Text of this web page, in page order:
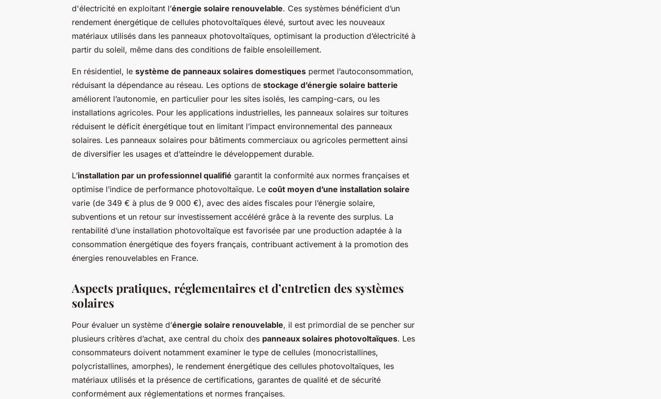
d'électricité en exploitant l’énergie solaire renouvelable. Ces systèmes bénéficient d’un
rendement énergétique de cellules photovoltaïques élevé, surtout avec les nouveaux
matériaux utilisés dans les panneaux photovoltaïques, optimisant la production d’électricité à
partir du soleil, même dans des conditions de faible ensoleillement.
En résidentiel, le système de panneaux solaires domestiques permet l’autoconsommation,
réduisant la dépendance au réseau. Les options de stockage d’énergie solaire batterie
améliorent l’autonomie, en particulier pour les sites isolés, les camping-cars, ou les
installations agricoles. Pour les applications industrielles, les panneaux solaires sur toitures
réduisent le déficit énergétique tout en limitant l’impact environnemental des panneaux
solaires. Les panneaux solaires pour bâtiments commerciaux ou agricoles permettent ainsi
de diversifier les usages et d’atteindre le développement durable.
L’installation par un professionnel qualifié garantit la conformité aux normes françaises et
optimise l’indice de performance photovoltaïque. Le coût moyen d’une installation solaire
varie (de 349 € à plus de 9 000 €), avec des aides fiscales pour l’énergie solaire,
subventions et un retour sur investissement accéléré grâce à la revente des surplus. La
rentabilité d’une installation photovoltaïque est favorisée par une production adaptée à la
consommation énergétique des foyers français, contribuant activement à la promotion des
énergies renouvelables en France.
Aspects pratiques, réglementaires et d’entretien des systèmes
solaires
Pour évaluer un système d’énergie solaire renouvelable, il est primordial de se pencher sur
plusieurs critères d’achat, axe central du choix des panneaux solaires photovoltaïques. Les
consommateurs doivent notamment examiner le type de cellules (monocristallines,
polycristallines, amorphes), le rendement énergétique des cellules photovoltaïques, les
matériaux utilisés et la présence de certifications, garantes de qualité et de sécurité
conformément aux réglementations et normes françaises.